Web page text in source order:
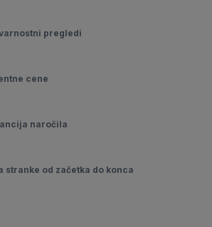
pregledi
cene
naročila
stranke od začetka do konca